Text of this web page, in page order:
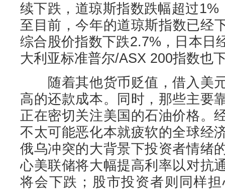
续下跌，道琼斯指数跌幅超过1%
至目前，今年的道琼斯指数已经
综合股价指数下跌2.7%，日本日
大利亚标准普尔/ASX 200指数也
随着其他货币贬值，借入美
高的还款成本。同时，那些主要
正在密切关注美国的石油价格。
不太可能恶化本就疲软的全球经
俄乌冲突的大背景下投资者情绪
心美联储将大幅提高利率以对抗
将会下跌；股市投资者则同样